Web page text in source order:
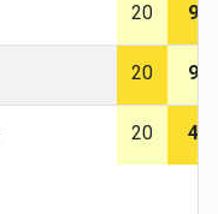
20 9
20 9
20 4